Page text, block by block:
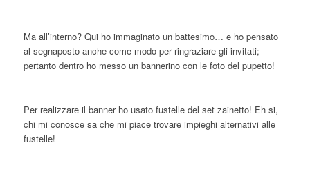
Ma all’interno? Qui ho immaginato un battesimo… e ho pensato
al segnaposto anche come modo per ringraziare gli invitati;
pertanto dentro ho messo un bannerino con le foto del pupetto!
Per realizzare il banner ho usato fustelle del set zainetto! Eh si,
chi mi conosce sa che mi piace trovare impieghi alternativi alle
fustelle!